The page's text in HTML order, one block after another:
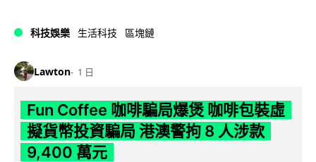
科技娛樂 生活科技 區塊鏈
Lawton 1 日
Fun Coffee 咖啡騙局爆煲 咖啡包裝虛
擬貨幣投資騙局 港澳警拘 8 人涉款
9,400 萬元